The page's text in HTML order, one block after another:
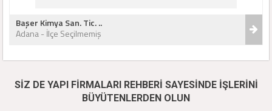
Başer Kimya San. Tic. ..
Adana - İlçe Seçilmemiş
SİZ DE YAPI FİRMALARI REHBERİ SAYESİNDE İŞLERİNİ
BÜYÜTENLERDEN OLUN